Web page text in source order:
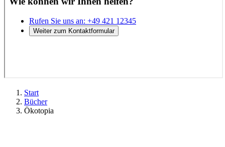
Start
Bücher
Ökotopia